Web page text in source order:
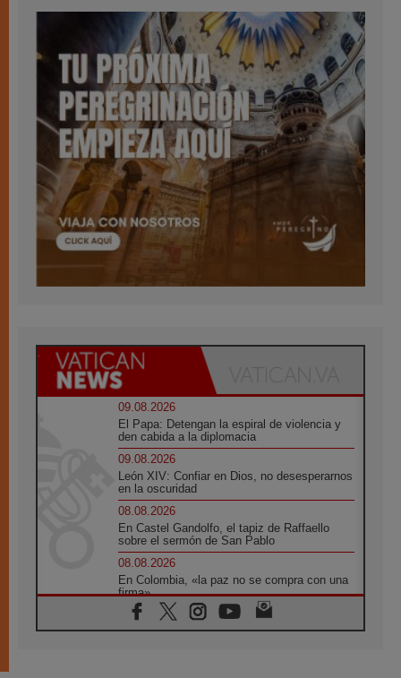
09.08.2026
El Papa: Detengan la espiral de violencia y
den cabida a la diplomacia
09.08.2026
León XIV: Confiar en Dios, no desesperarnos
en la oscuridad
08.08.2026
En Castel Gandolfo, el tapiz de Raffaello
sobre el sermón de San Pablo
08.08.2026
En Colombia, «la paz no se compra con una
firma»
08.08.2026
En Venezuela celebraron los 416 años del